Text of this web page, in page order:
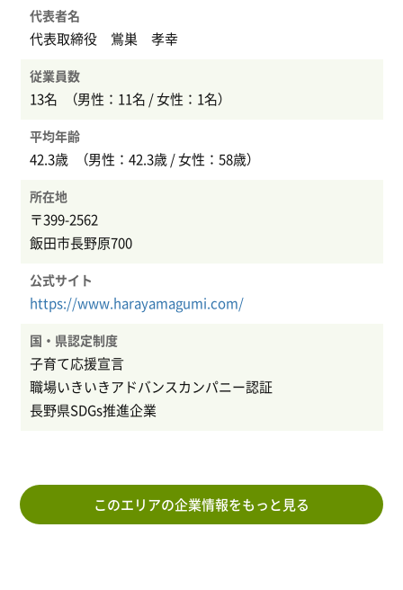
代表者名
代表取締役 鴬巣 孝幸
従業員数
13名 （男性：11名 / 女性：1名）
平均年齢
42.3歳 （男性：42.3歳 / 女性：58歳）
所在地
〒399-2562
飯田市長野原700
公式サイト
https://www.harayamagumi.com/
国・県認定制度
子育て応援宣言
職場いきいきアドバンスカンパニー認証
長野県SDGs推進企業
このエリアの企業情報をもっと見る